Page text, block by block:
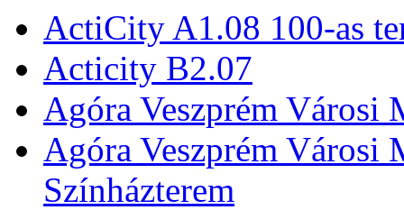
ActiCity A1.08 100-as
Acticity B2.07
Agóra Veszprém Városi
Agóra Veszprém Városi
Színházterem